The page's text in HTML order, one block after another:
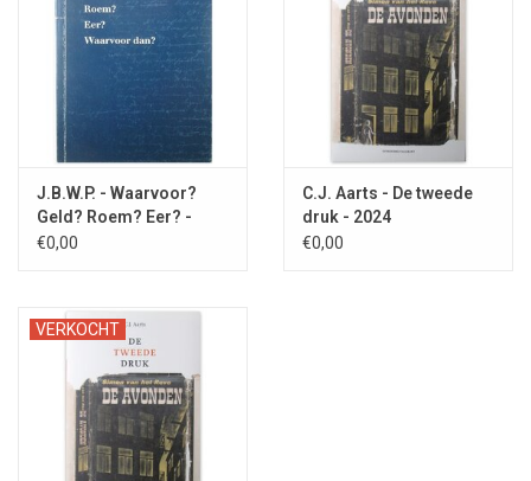
J.B.W.P. - Waarvoor?
Geld? Roem? Eer? -
1993
€0,00
C.J. Aarts - De tweede
druk - 2024
€0,00
VERKOCHT